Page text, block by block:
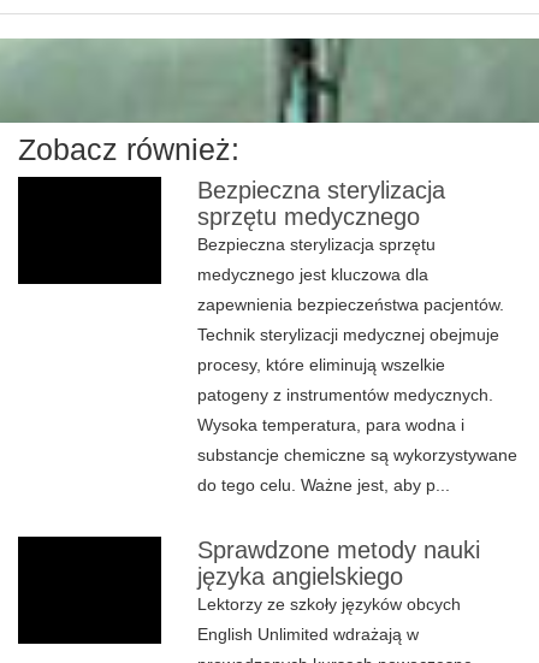
Zobacz również:
Bezpieczna sterylizacja
sprzętu medycznego
Bezpieczna sterylizacja sprzętu
medycznego jest kluczowa dla
zapewnienia bezpieczeństwa pacjentów.
Technik sterylizacji medycznej obejmuje
procesy, które eliminują wszelkie
patogeny z instrumentów medycznych.
Wysoka temperatura, para wodna i
substancje chemiczne są wykorzystywane
do tego celu. Ważne jest, aby p...
Sprawdzone metody nauki
języka angielskiego
Lektorzy ze szkoły języków obcych
English Unlimited wdrażają w